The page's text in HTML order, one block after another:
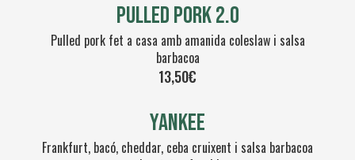
PULLED PORK 2.0
Pulled pork fet a casa amb amanida coleslaw i salsa
barbacoa
13,50€
YANKEE
Frankfurt, bacó, cheddar, ceba cruixent i salsa barbacoa